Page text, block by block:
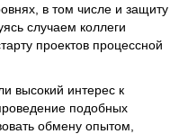
в том числе и защиту
случаем коллеги
проектов процессной
высокий интерес к
подобных
обмену опытом,